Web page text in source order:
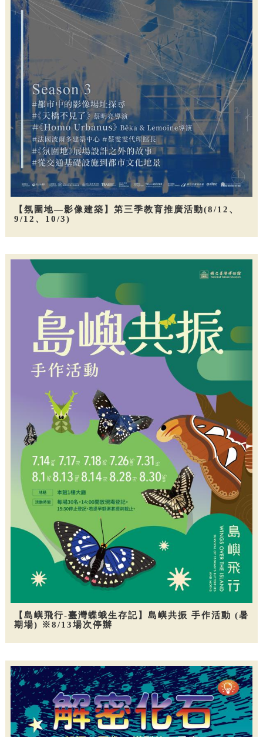
【氛圍地—影像建築】第三季教育推廣活動(8/12、
9/12、10/3)
【島嶼飛行-臺灣蝶蛾生存記】島嶼共振 手作活動 (暑
期場) ※8/13場次停辦